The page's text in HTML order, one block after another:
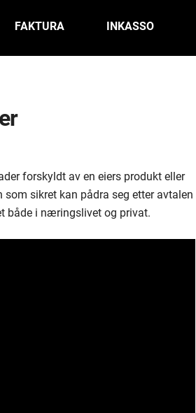
INKASSO
FAKTURA
forskyldt av en eiers produkt eller
sikret kan pådra seg etter avtalen
både i næringslivet og privat.